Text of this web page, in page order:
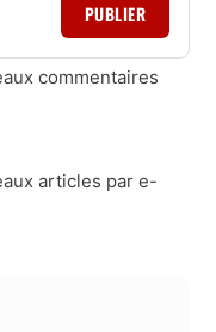
PUBLIER
commentaires
articles par e-